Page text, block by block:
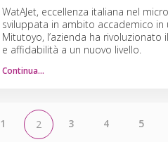
WatAJet, eccellenza italiana nel
sviluppata in ambito accademico in
Mitutoyo, l’azienda ha
e affidabilità a un nuovo livello.
Continua…
1 2 3 4 5